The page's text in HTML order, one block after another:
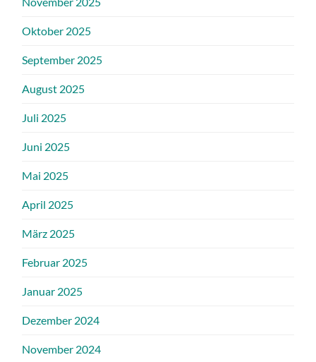
Oktober 2025
September 2025
August 2025
Juli 2025
Juni 2025
Mai 2025
April 2025
März 2025
Februar 2025
Januar 2025
Dezember 2024
November 2024